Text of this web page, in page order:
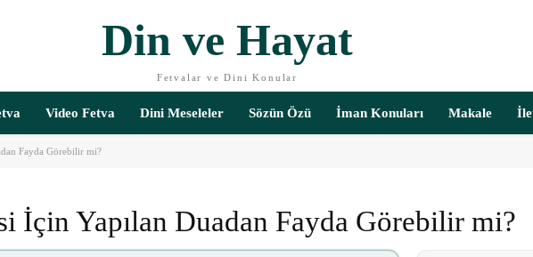
Din ve Hayat
Fetvalar ve Dini Konular
Video Fetva Dini Meseleler Sözün Özü İman Konuları Makale
Fayda Görebilir mi?
İçin Yapılan Duadan Fayda Görebilir mi?